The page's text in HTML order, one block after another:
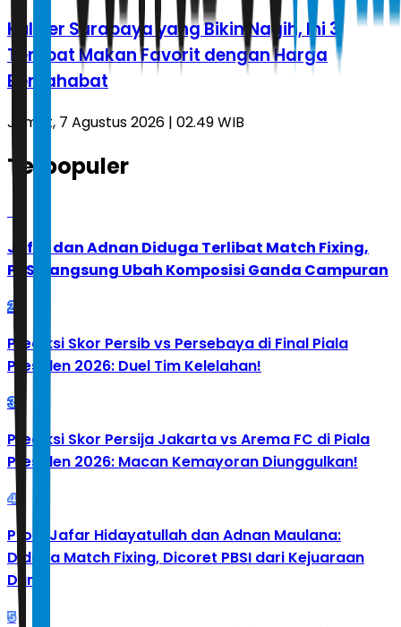
Kuliner Surabaya yang Bikin Nagih, Ini 3
Tempat Makan Favorit dengan Harga
Bersahabat
Jumat, 7 Agustus 2026 | 02.49 WIB
Terpopuler
Jafar dan Adnan Diduga Terlibat Match Fixing,
PBSI Langsung Ubah Komposisi Ganda Campuran
2
Prediksi Skor Persib vs Persebaya di Final Piala
Presiden 2026: Duel Tim Kelelahan!
3
Prediksi Skor Persija Jakarta vs Arema FC di Piala
Presiden 2026: Macan Kemayoran Diunggulkan!
4
Profil Jafar Hidayatullah dan Adnan Maulana:
Diduga Match Fixing, Dicoret PBSI dari Kejuaraan
Dunia
5